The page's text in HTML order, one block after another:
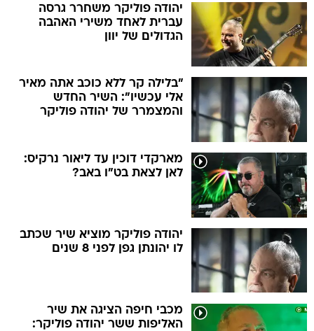
יהודה פוליקר משחרר גרסה
עברית לאחד משירי האהבה
הגדולים של יוון
"בלילה קר ללא כוכב אתה מאיר
אלי עכשיו": השיר החדש
והמצמרר של יהודה פוליקר
מארקדי דוכין עד ליאור נרקיס:
לאן לצאת בט"ו באב?
יהודה פוליקר מוציא שיר שכתב
לו יהונתן גפן לפני 8 שנים
מכבי חיפה הציגה את שיר
האליפות ששר יהודה פוליקר: